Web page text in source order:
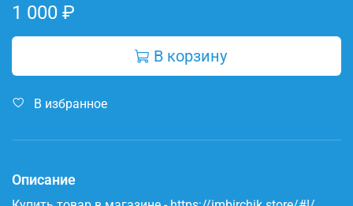
1 000 ₽
В корзину
В избранное
Описание